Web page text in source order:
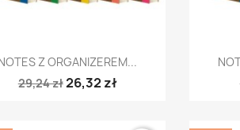
Szybki podgląd
Z ORGANIZEREM...
29,24 zł26,32 zł